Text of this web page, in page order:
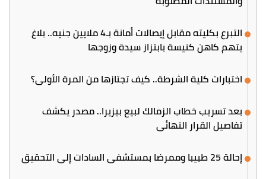
التبرع بكليته مقابل إيصالات أمانة بـ4 ملايين جنيه.. بلاغ
يتهم كاهن كنيسة بابتزاز سيدة وزوجها
اختبارات كلية الشرطة.. كيف تجتازها من المرة الأولى؟
بعد تسريب خطاب الزمالك لبيع بيزيرا.. مصدر يكشف
تفاصيل القرار النهائي
إحالة 25 طبيبا وممرضا بمستشفى السادات إلى التحقيق